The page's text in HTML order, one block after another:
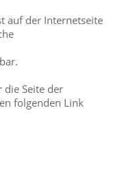
auf der Internetseite
die Seite der
folgenden Link